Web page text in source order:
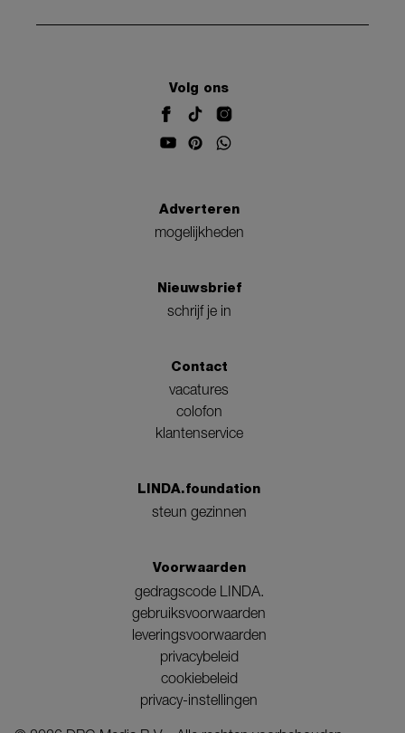
Volg ons
Adverteren
mogelijkheden
Nieuwsbrief
schrijf je in
Contact
vacatures
colofon
klantenservice
LINDA.foundation
steun gezinnen
Voorwaarden
gedragscode LINDA.
gebruiksvoorwaarden
leveringsvoorwaarden
privacybeleid
cookiebeleid
privacy-instellingen